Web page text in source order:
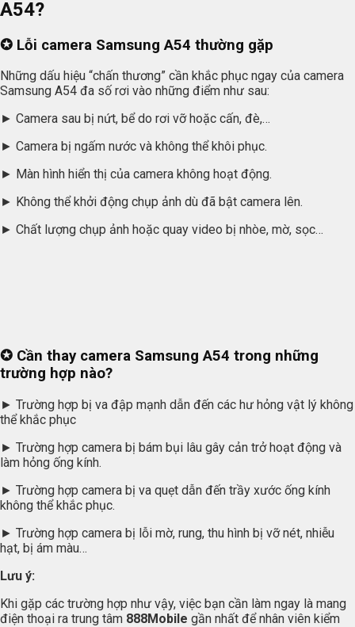
A54?
✪ Lỗi camera Samsung A54 thường gặp
Những dấu hiệu “chấn thương” cần khắc phục ngay của camera
Samsung A54 đa số rơi vào những điểm như sau:
► Camera sau bị nứt, bể do rơi vỡ hoặc cấn, đè,…
► Camera bị ngấm nước và không thể khôi phục.
► Màn hình hiển thị của camera không hoạt động.
► Không thể khởi động chụp ảnh dù đã bật camera lên.
► Chất lượng chụp ảnh hoặc quay video bị nhòe, mờ, sọc…
✪ Cần thay camera Samsung A54 trong những
trường hợp nào?
► Trường hợp bị va đập mạnh dẫn đến các hư hỏng vật lý không
thể khắc phục
► Trường hợp camera bị bám bụi lâu gây cản trở hoạt động và
làm hỏng ống kính.
► Trường hợp camera bị va quẹt dẫn đến trầy xước ống kính
không thể khắc phục.
► Trường hợp camera bị lỗi mờ, rung, thu hình bị vỡ nét, nhiễu
hạt, bị ám màu…
Lưu ý:
Khi gặp các trường hợp như vậy, việc bạn cần làm ngay là mang
điện thoại ra trung tâm 888Mobile gần nhất để nhân viên kiểm